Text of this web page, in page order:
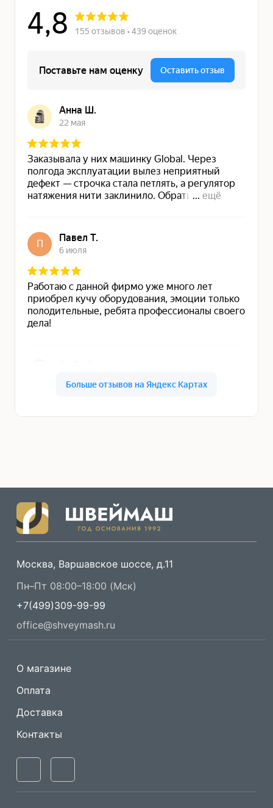
Москва, Варшавское шоссе, д.11
Пн–Пт 08:00–18:00 (Мск)
+7(499)309-99-99
office@shveymash.ru
О магазине
Оплата
Доставка
Контакты